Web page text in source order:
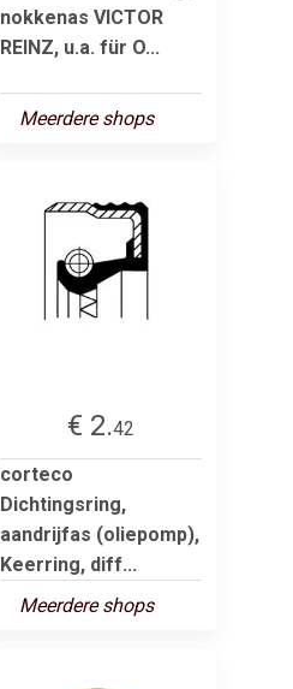
nokkenas VICTOR
REINZ, u.a. für O...
Meerdere shops
€ 2.42
corteco
Dichtingsring,
aandrijfas (oliepomp),
Keerring, diff...
Meerdere shops